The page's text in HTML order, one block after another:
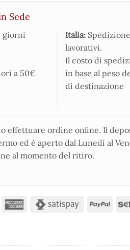
Sede
giorni
a 50€
Italia:
lavorativi.
Il costo di
in base al peso
di destinazione
effettuare ordine online. Il
ed è aperto dal Lunedì al
al momento del ritiro.